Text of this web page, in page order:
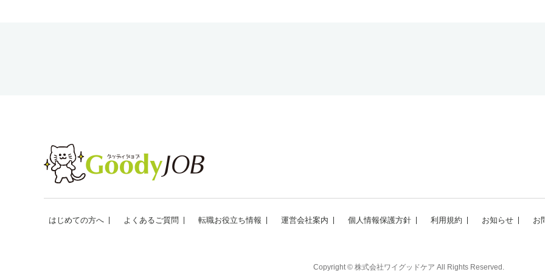
はじめての方へ よくあるご質問 転職お役立ち情報 運営会社案内 個人情報保護方針 利用規約 お知らせ お
Copyright © 株式会社ワイグッドケア All Rights Reserved.